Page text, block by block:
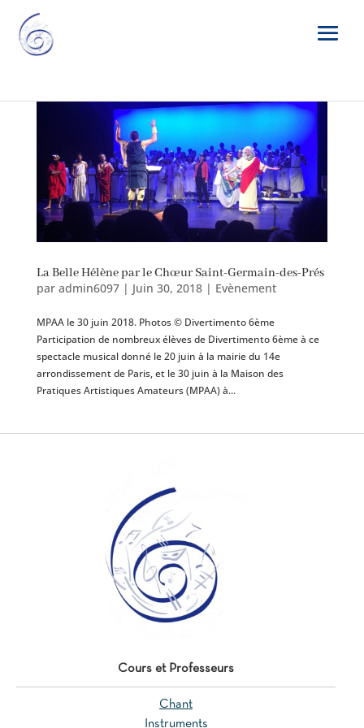
La Belle Hélène par le Chœur Saint-Germain-des-Prés
par admin6097| Juin 30, 2018| Evènement
MPAA le 30 juin 2018. Photos © Divertimento 6ème
Participation de nombreux élèves de Divertimento 6ème à ce
spectacle musical donné le 20 juin à la mairie du 14e
arrondissement de Paris, et le 30 juin à la Maison des
Pratiques Artistiques Amateurs (MPAA) à...
Cours et Professeurs
Chant
Instruments